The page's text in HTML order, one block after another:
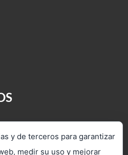
y de terceros para garantizar
medir su uso y mejorar